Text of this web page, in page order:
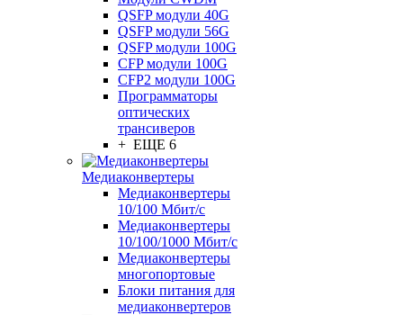
QSFP модули 40G
QSFP модули 56G
QSFP модули 100G
CFP модули 100G
CFP2 модули 100G
Программаторы
оптических
трансиверов
+ ЕЩЕ 6
Медиаконвертеры
Медиаконвертеры
10/100 Мбит/с
Медиаконвертеры
10/100/1000 Мбит/c
Медиаконвертеры
многопортовые
Блоки питания для
медиаконвертеров